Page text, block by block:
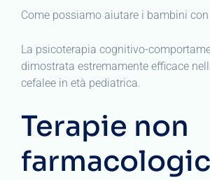
Come possiamo aiutare i bambini
La psicoterapia cognitivo-
dimostrata estremamente efficace
cefalee in età pediatrica.
Terapie non